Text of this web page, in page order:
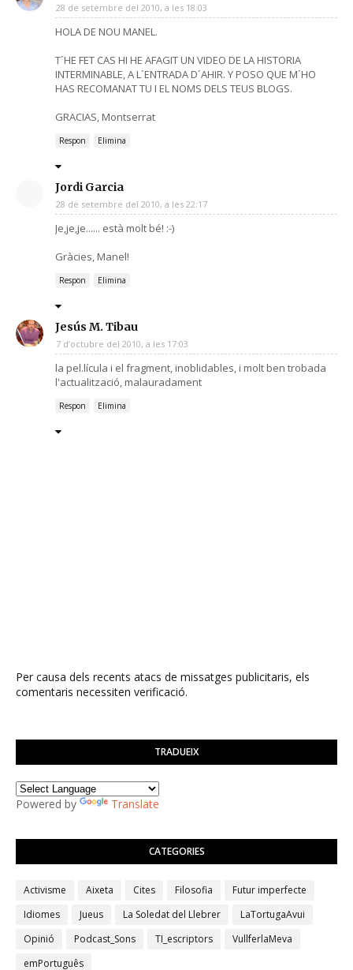
28 de setembre del 2010, a les 18:03
HOLA DE NOU MANEL.
T´HE FET CAS HI HE AFAGIT UN VIDEO DE LA HISTORIA
INTERMINABLE, A L´ENTRADA D´AHIR. Y POSO QUE M´HO
HAS RECOMANAT TU I EL NOMS DELS TEUS BLOGS.
GRACIAS, Montserrat
Respon Elimina
Jordi Garcia
28 de setembre del 2010, a les 22:17
Je,je,je...... està molt bé! :-)
Gràcies, Manel!
Respon Elimina
Jesús M. Tibau
7 d’octubre del 2010, a les 17:03
la pel.lícula i el fragment, inoblidables, i molt ben trobada
l'actualització, malauradament
Respon Elimina
Per causa dels recents atacs de missatges publicitaris, els
comentaris necessiten verificació.
TRADUEIX
Powered by Translate
CATEGORIES
Activisme Aixeta Cites Filosofia
Futur imperfecte
Idiomes
Jueus La Soledat del Llebrer
LaTortugaAvui
Opinió
Podcast_Sons TI_escriptors
VullferlaMeva
emPortuguês